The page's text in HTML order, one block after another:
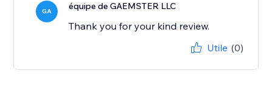
GA équipe de GAEMSTER LLC
Thank you for your kind review.
Utile (0)